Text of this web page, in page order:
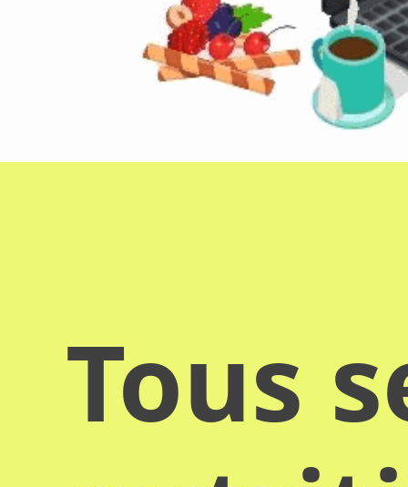
Tous